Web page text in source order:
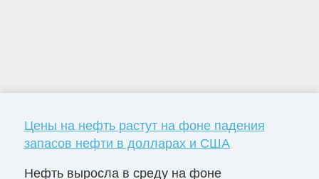
Цены на нефть растут на фоне падения
запасов нефти в долларах и США
Нефть выросла в среду на фоне